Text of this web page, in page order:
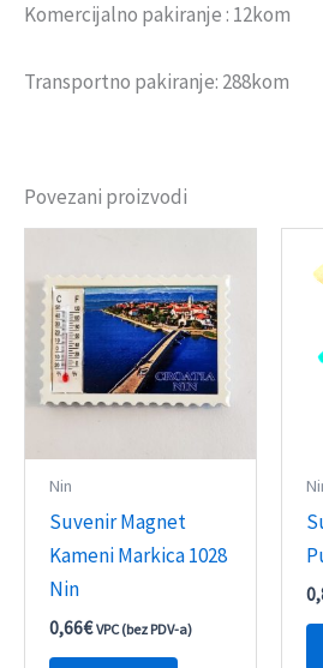
Komercijalno pakiranje : 12kom
Transportno pakiranje: 288kom
Povezani proizvodi
Nin
Suvenir Magnet
Kameni Markica 1028
Nin
0,66€ VPC (bez PDV-a)